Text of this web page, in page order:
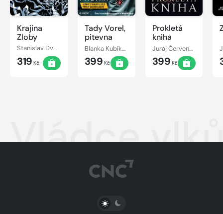
Krajina
Zloby
Stanislav Dvořák
319 Kč
Tady Vorel,
pitevna
Blanka Kubíková, František Vorel
399 Kč
Prokletá
kniha
Juraj Červenák
399 Kč
Vládce
PŘEPNOUT SVĚTLÝ/TMAVÝ REŽIM